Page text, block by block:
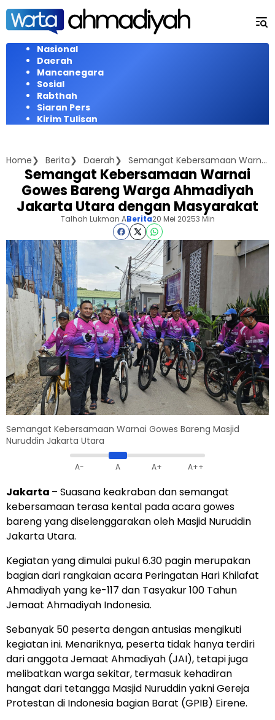
Langsung
konten
Nasional
Daerah
Mancanegara
Sosial
Rabthah
Siaran Pers
Kirim Tulisan
Home Berita Daerah Semangat Kebersamaan Warnai Gowes Bareng Warga Ahmadiyah Jakarta Utara dengan Masyarakat
Semangat Kebersamaan Warnai
Gowes Bareng Warga Ahmadiyah
Jakarta Utara dengan Masyarakat
Talhah Lukman ABerita20 Mei 20253 Min
Semangat Kebersamaan Warnai Gowes Bareng Masjid
Nuruddin Jakarta Utara
A- A A+ A++
Jakarta – Suasana keakraban dan semangat
kebersamaan terasa kental pada acara gowes
bareng yang diselenggarakan oleh Masjid Nuruddin
Jakarta Utara.
Kegiatan yang dimulai pukul 6.30 pagin merupakan
bagian dari rangkaian acara Peringatan Hari Khilafat
Ahmadiyah yang ke-117 dan Tasyakur 100 Tahun
Jemaat Ahmadiyah Indonesia.
Sebanyak 50 peserta dengan antusias mengikuti
kegiatan ini. Menariknya, peserta tidak hanya terdiri
dari anggota Jemaat Ahmadiyah (JAI), tetapi juga
melibatkan warga sekitar, termasuk kehadiran
hangat dari tetangga Masjid Nuruddin yakni Gereja
Protestan di Indonesia bagian Barat (GPIB) Eirene.